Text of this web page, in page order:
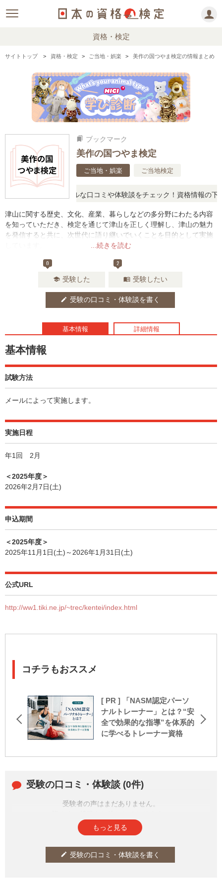
資格・検定
サイトトップ 資格・検定 ご当地・娯楽 美作の国つやま検定の情報まとめ
bookmarks ブックマーク
美作の国つやま検定
ご当地・娯楽 ご当地検定
に思ったら、リアルな口コミや体験談をチェック！資格情報の下か
...続きを読む
津山に関する歴史、文化、産業、暮らしなどの多分野にわたる内容
を知っていただき、検定を通じて津山を正しく理解し、津山の魅力
を発信すると共に、次世代に語り継いでいくことを目的として実施
0
school 受験した
2
menu_book 受験したい
edit 受験の口コミ・体験談を書く
基本情報 詳細情報
基本情報
試験方法
メールによって実施します。
実施日程
年1回 2月
＜2025年度＞
2026年2月7日(土)
申込期間
＜2025年度＞
2025年11月1日(土)～2026年1月31日(土)
公式URL
http://ww1.tiki.ne.jp/~trec/kentei/index.html
コチラもおススメ
[ PR ] 「NASM認定パーソ
ナルトレーナー」とは？“安
全で効果的な指導”を体系的
に学べるトレーナー資格
受験の口コミ・体験談 (0件)
受験者の声はまだありません。
もっと見る
edit 受験の口コミ・体験談を書く